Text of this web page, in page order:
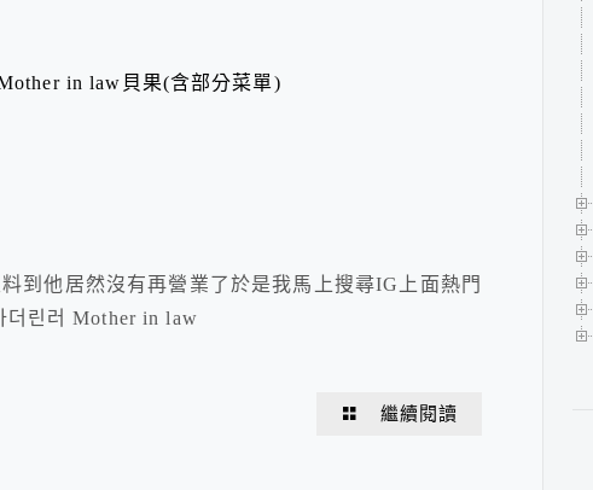
in law貝果(含部分菜單)
到他居然沒有再營業了於是我馬上搜尋IG上面熱門
린러 Mother in law
繼續閱讀